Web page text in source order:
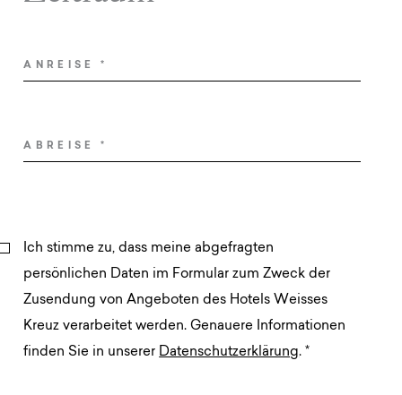
ANREISE *
ABREISE *
Ich stimme zu, dass meine abgefragten
persönlichen Daten im Formular zum Zweck der
Zusendung von Angeboten des Hotels Weisses
Kreuz verarbeitet werden. Genauere Informationen
finden Sie in unserer Datenschutzerklärung.*